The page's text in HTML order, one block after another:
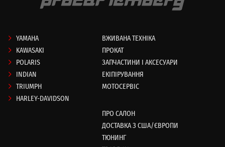
YAMAHA
KAWASAKI
POLARIS
INDIAN
TRIUMPH
HARLEY-DAVIDSON
ВЖИВАНА ТЕХНІКА
ПРОКАТ
ЗАПЧАСТИНИ І АКСЕСУАРИ
ЕКІПІРУВАННЯ
МОТОСЕРВІС
ПРО САЛОН
ДОСТАВКА З США/ЄВРОПИ
ТЮНИНГ